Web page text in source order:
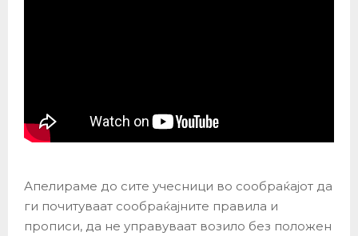
Апелираме до сите учесници во сообраќајот да
ги почитуваат сообраќајните правила и
прописи, да не управуваат возило без положен